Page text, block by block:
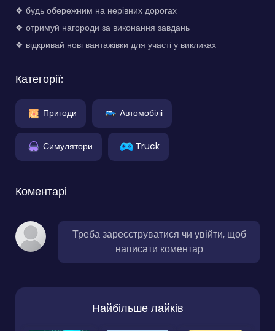
❖ будь обережним на нерівних дорогах
❖ отримуй нагороди за виконання завдань
❖ відкривай нові вантажівки для участі у викликах
Категорії:
Пригоди Автомобілі
Симулятори Truck
Коментарі
Треба зареєструватися чи увійти, щоб
написати коментар
Найбільше лайків